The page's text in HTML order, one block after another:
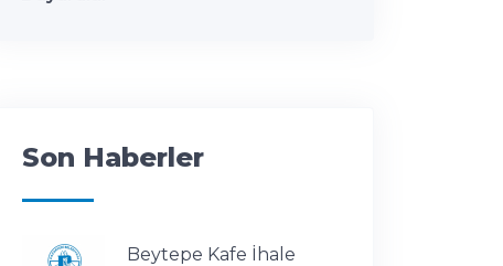
Son Haberler
Beytepe Kafe İhale